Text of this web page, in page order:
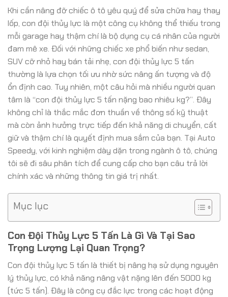
Khi cần nâng đỡ chiếc ô tô yêu quý để sửa chữa hay thay
lốp, con đội thủy lực là một công cụ không thể thiếu trong
mỗi garage hay thậm chí là bộ dụng cụ cá nhân của người
đam mê xe. Đối với những chiếc xe phổ biến như sedan,
SUV cỡ nhỏ hay bán tải nhẹ, con đội thủy lực 5 tấn
thường là lựa chọn tối ưu nhờ sức nâng ấn tượng và độ
ổn định cao. Tuy nhiên, một câu hỏi mà nhiều người quan
tâm là “con đội thủy lực 5 tấn nặng bao nhiêu kg?”. Đây
không chỉ là thắc mắc đơn thuần về thông số kỹ thuật
mà còn ảnh hưởng trực tiếp đến khả năng di chuyển, cất
giữ và thậm chí là quyết định mua sắm của bạn. Tại Auto
Speedy, với kinh nghiệm dày dặn trong ngành ô tô, chúng
tôi sẽ đi sâu phân tích để cung cấp cho bạn câu trả lời
chính xác và những thông tin giá trị nhất.
Mục lục
Con Đội Thủy Lực 5 Tấn Là Gì Và Tại Sao
Trọng Lượng Lại Quan Trọng?
Con đội thủy lực 5 tấn là thiết bị nâng hạ sử dụng nguyên
lý thủy lực, có khả năng nâng vật nặng lên đến 5000 kg
(tức 5 tấn). Đây là công cụ đắc lực trong các hoạt động